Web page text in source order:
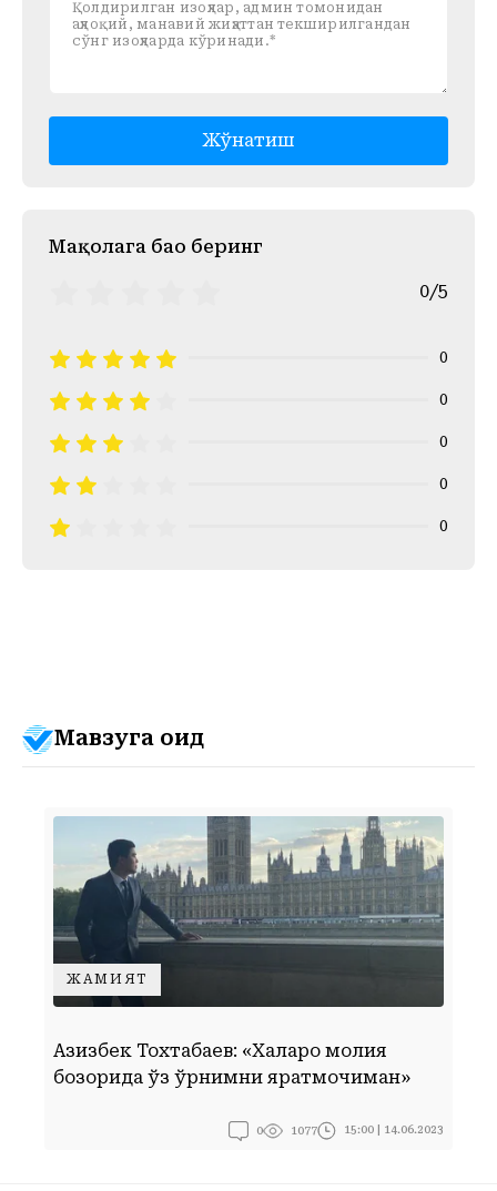
Жўнатиш
Mақолага баҳо беринг
0/5
0
0
0
0
0
Мавзуга оид
ЖАМИЯТ
Азизбек Тохтабаев: «Халқаро молия
бозорида ўз ўрнимни яратмоқчиман»
0 1077 15:00 | 14.06.2023